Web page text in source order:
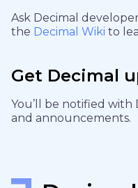
Ask Decimal
the Decimal Wiki to
Get Decimal
You’ll be notified with
and announcements.